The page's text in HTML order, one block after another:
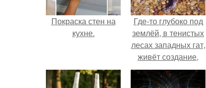
Покраска стен на
кухне.
Где-то глубоко под
землёй, в тенистых
лесах западных гат,
живёт создание,
которое почти никто
не видит.